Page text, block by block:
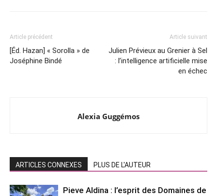
Article précédent
[Éd. Hazan] « Sorolla » de
Joséphine Bindé
Article suivant
Julien Prévieux au Grenier à Sel
: l’intelligence artificielle mise
en échec
Alexia Guggémos
ARTICLES CONNEXES PLUS DE L'AUTEUR
Pieve Aldina : l’esprit des Domaines de